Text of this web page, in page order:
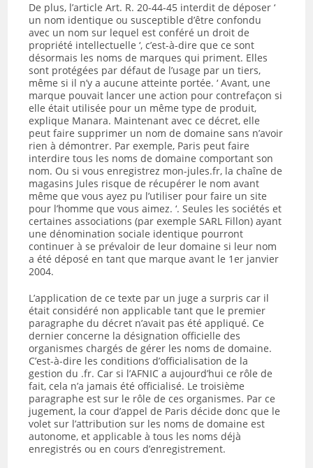
De plus, l’article Art. R. 20-44-45 interdit de déposer ‘
un nom identique ou susceptible d’être confondu
avec un nom sur lequel est conféré un droit de
propriété intellectuelle ‘, c’est-à-dire que ce sont
désormais les noms de marques qui priment. Elles
sont protégées par défaut de l’usage par un tiers,
même si il n’y a aucune atteinte portée. ‘ Avant, une
marque pouvait lancer une action pour contrefaçon si
elle était utilisée pour un même type de produit,
explique Manara. Maintenant avec ce décret, elle
peut faire supprimer un nom de domaine sans n’avoir
rien à démontrer. Par exemple, Paris peut faire
interdire tous les noms de domaine comportant son
nom. Ou si vous enregistrez mon-jules.fr, la chaîne de
magasins Jules risque de récupérer le nom avant
même que vous ayez pu l’utiliser pour faire un site
pour l’homme que vous aimez. ‘. Seules les sociétés et
certaines associations (par exemple SARL Fillon) ayant
une dénomination sociale identique pourront
continuer à se prévaloir de leur domaine si leur nom
a été déposé en tant que marque avant le 1er janvier
2004.
L’application de ce texte par un juge a surpris car il
était considéré non applicable tant que le premier
paragraphe du décret n’avait pas été appliqué. Ce
dernier concerne la désignation officielle des
organismes chargés de gérer les noms de domaine.
C’est-à-dire les conditions d’officialisation de la
gestion du .fr. Car si l’AFNIC a aujourd’hui ce rôle de
fait, cela n’a jamais été officialisé. Le troisième
paragraphe est sur le rôle de ces organismes. Par ce
jugement, la cour d’appel de Paris décide donc que le
volet sur l’attribution sur les noms de domaine est
autonome, et applicable à tous les noms déjà
enregistrés ou en cours d’enregistrement.